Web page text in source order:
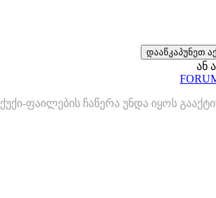
დააწკაპუნეთ
ან
ქუქი-ფაილების ჩაწერა უნდა იყოს